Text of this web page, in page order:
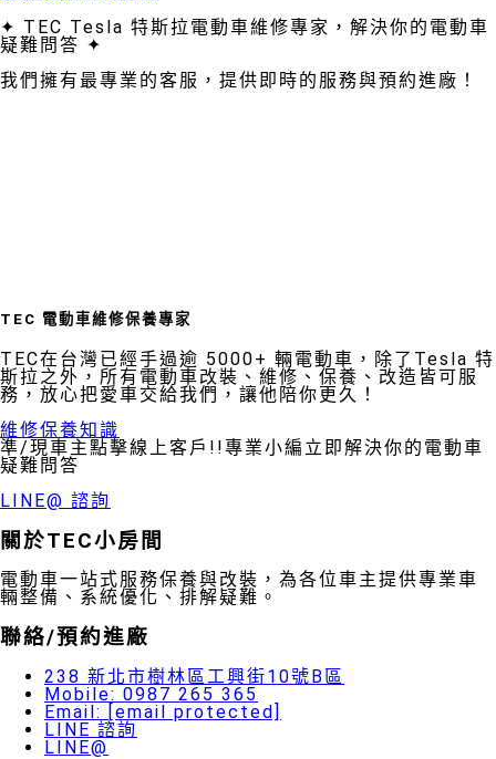
✦ TEC Tesla 特斯拉電動車維修專家，解決你的電動車
疑難問答 ✦
我們擁有最專業的客服，提供即時的服務與預約進廠！
TEC 電動車維修保養專家
TEC在台灣已經手過逾 5000+ 輛電動車，除了Tesla 特
斯拉之外，所有電動車改裝、維修、保養、改造皆可服
務，放心把愛車交給我們，讓他陪你更久！
維修保養知識
準/現車主點擊線上客戶!!專業小編立即解決你的電動車
疑難問答
LINE@ 諮詢
關於TEC小房間
電動車一站式服務保養與改裝，為各位車主提供專業車
輛整備、系統優化、排解疑難。
聯絡/預約進廠
238 新北市樹林區工興街10號B區
Mobile: 0987 265 365
Email: [email protected]
LINE 諮詢
LINE@